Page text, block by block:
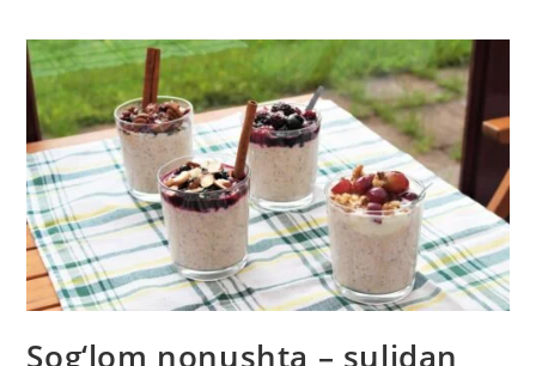
Sog‘lom nonushta – sulidan